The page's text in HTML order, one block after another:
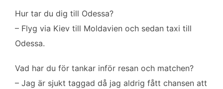
Hur tar du dig till Odessa?
– Flyg via Kiev till Moldavien och sedan taxi till
Odessa.
Vad har du för tankar inför resan och matchen?
– Jag är sjukt taggad då jag aldrig fått chansen att